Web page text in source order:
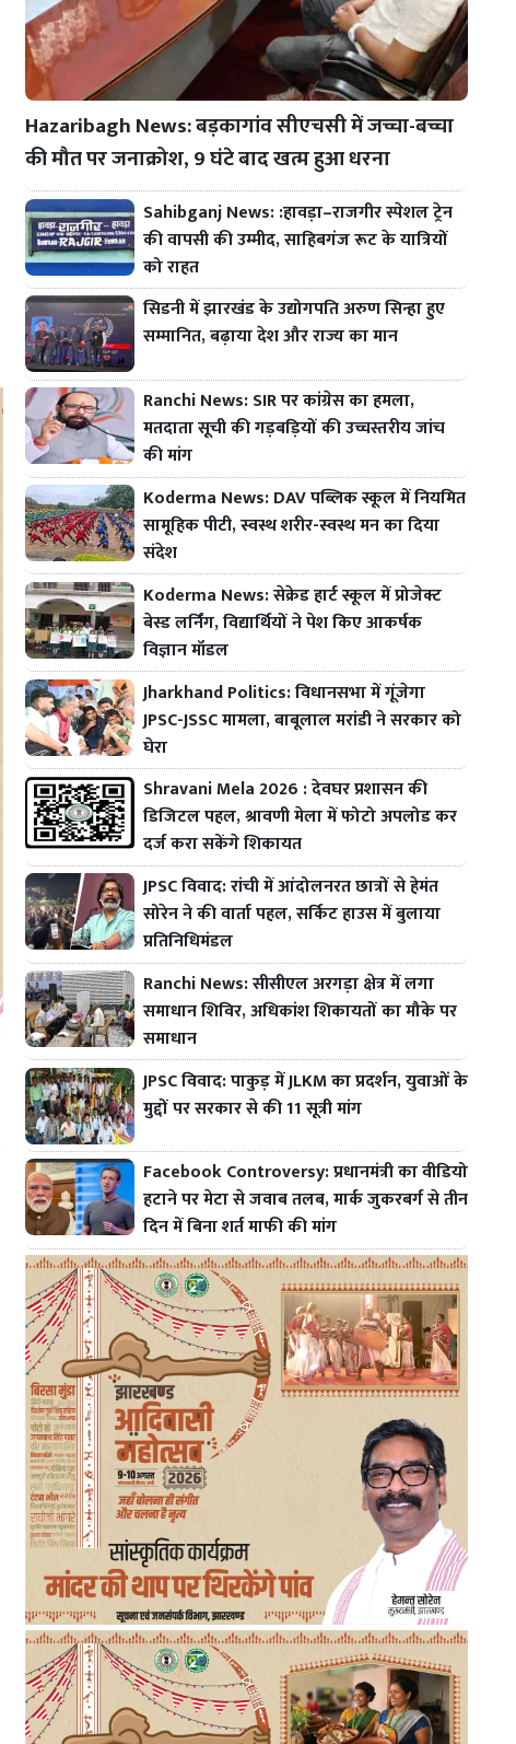
Hazaribagh News: बड़कागांव सीएचसी में जच्चा-बच्चा
की मौत पर जनाक्रोश, 9 घंटे बाद खत्म हुआ धरना
Sahibganj News: :हावड़ा–राजगीर स्पेशल ट्रेन
की वापसी की उम्मीद, साहिबगंज रूट के यात्रियों
को राहत
सिडनी में झारखंड के उद्योगपति अरुण सिन्हा हुए
सम्मानित, बढ़ाया देश और राज्य का मान
Ranchi News: SIR पर कांग्रेस का हमला,
मतदाता सूची की गड़बड़ियों की उच्चस्तरीय जांच
की मांग
Koderma News: DAV पब्लिक स्कूल में नियमित
सामूहिक पीटी, स्वस्थ शरीर-स्वस्थ मन का दिया
संदेश
Koderma News: सेक्रेड हार्ट स्कूल में प्रोजेक्ट
बेस्ड लर्निंग, विद्यार्थियों ने पेश किए आकर्षक
विज्ञान मॉडल
Jharkhand Politics: विधानसभा में गूंजेगा
JPSC-JSSC मामला, बाबूलाल मरांडी ने सरकार को
घेरा
Shravani Mela 2026 : देवघर प्रशासन की
डिजिटल पहल, श्रावणी मेला में फोटो अपलोड कर
दर्ज करा सकेंगे शिकायत
JPSC विवाद: रांची में आंदोलनरत छात्रों से हेमंत
सोरेन ने की वार्ता पहल, सर्किट हाउस में बुलाया
प्रतिनिधिमंडल
Ranchi News: सीसीएल अरगड़ा क्षेत्र में लगा
समाधान शिविर, अधिकांश शिकायतों का मौके पर
समाधान
JPSC विवाद: पाकुड़ में JLKM का प्रदर्शन, युवाओं के
मुद्दों पर सरकार से की 11 सूत्री मांग
Facebook Controversy: प्रधानमंत्री का वीडियो
हटाने पर मेटा से जवाब तलब, मार्क जुकरबर्ग से तीन
दिन में बिना शर्त माफी की मांग